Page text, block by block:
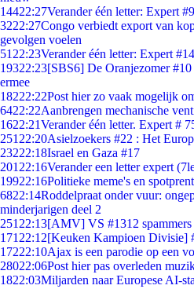
14422:27Verander één letter: Expert
3222:27Congo verbiedt export van
gevolgen voelen
51 22:23Verander één letter: Expert
19322:23[SBS6] De Oranjezomer
ermee
18222:22Post hier zo vaak mogelijk
6422:22Aanbrengen mechanische
1622:21Verander één letter. Expert #
251 22:20Asielzoekers #22 : Het
23222:18Israel en Gaza #17
201 22:16Verander een letter expert
19922:16Politieke meme's en
6822:14Roddelpraat onder vuur:
minderjarigen deel 2
251 22:13[AMV] VS #1312 spammers
171 22:12[Keuken Kampioen Divisie]
17222:10Ajax is een parodie op een
28022:06Post hier pas overleden
1822:03Miljarden naar Europese AI-